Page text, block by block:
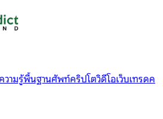
ความรู้พื้นฐานศัพท์คริปโตวิดีโอเว็บเทรดค